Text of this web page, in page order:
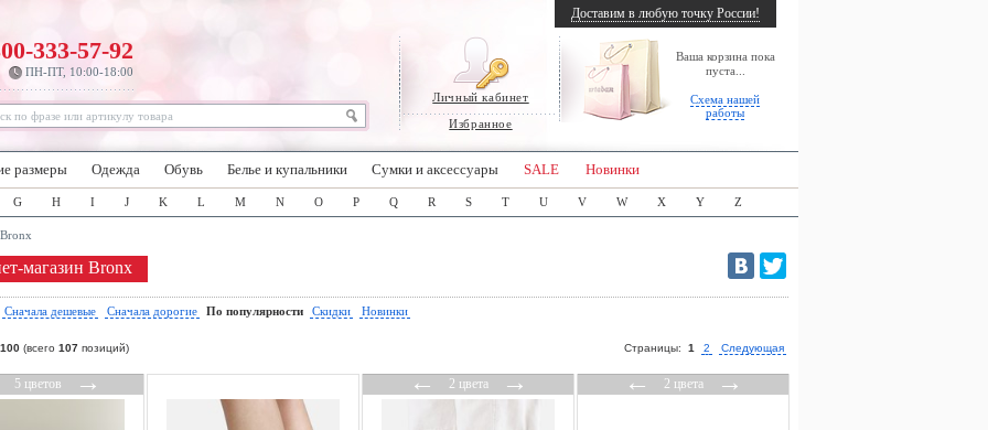
Личный кабинет
Избранное
Ваша корзина пока
пуста...
Схема нашей
работы
333-57-92
ПН-ПТ, 10:00-18:00
Доставим в любую точку России!
размеры Одежда Обувь Белье и купальники Сумки и аксессуары SALE Новинки
G H I J K L M N O P Q R S T U V W X Y Z
Bronx
магазин Bronx
Сначала дешевые Сначала дорогие По популярности Скидки Новинки
100 (всего 107 позиций) Страницы: 1 2 Следующая
5 цветов→ ←2 цвета→ ←2 цвета→